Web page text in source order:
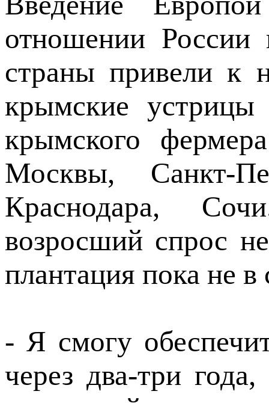
отношении России
страны привели к
крымские
крымского
Москвы, Санкт-
Краснодара,
возросший спрос
плантация пока не в
- Я смогу
через два-три